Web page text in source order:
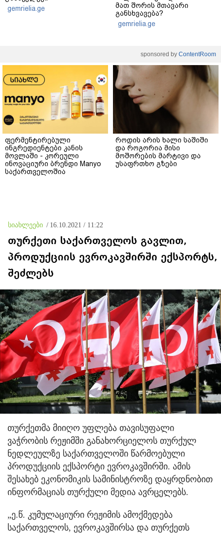
gemrielia.ge
მათ შორის მთავარი
განსხვავება?
gemrielia.ge
sponsored by ContentRoom
ფერმენტირებული
ინგრედიენტები კანის
მოვლაში - კორეული
ინოვაციური ბრენდი Manyo
საქართველოშია
როდის არის ხალი საშიში
და როგორია მისი
მოშორების მარტივი და
უსაფრთხო გზები
სიახლეები / 16.10.2021 / 11:22
თურქეთი საქართველოს გავლით,
პროდუქციის ევროკავშირში ექსპორტს,
შეძლებს
თურქეთმა მიიღო უფლება თავისუფალი
ვაჭრობის რეჟიმში განახორციელოს თურქულ
ნედლეულზე საქართველოში წარმოებული
პროდუქციის ექსპორტი ევროკავშირში. ამის
შესახებ ეკონომიკის სამინისტროზე დაყრდნობით
ინფორმაციას თურქული მედია ავრცელებს.
„ე.წ. კუმულაციური რეჟიმის ამოქმედება
საქართველოს, ევროკავშირსა და თურქეთს